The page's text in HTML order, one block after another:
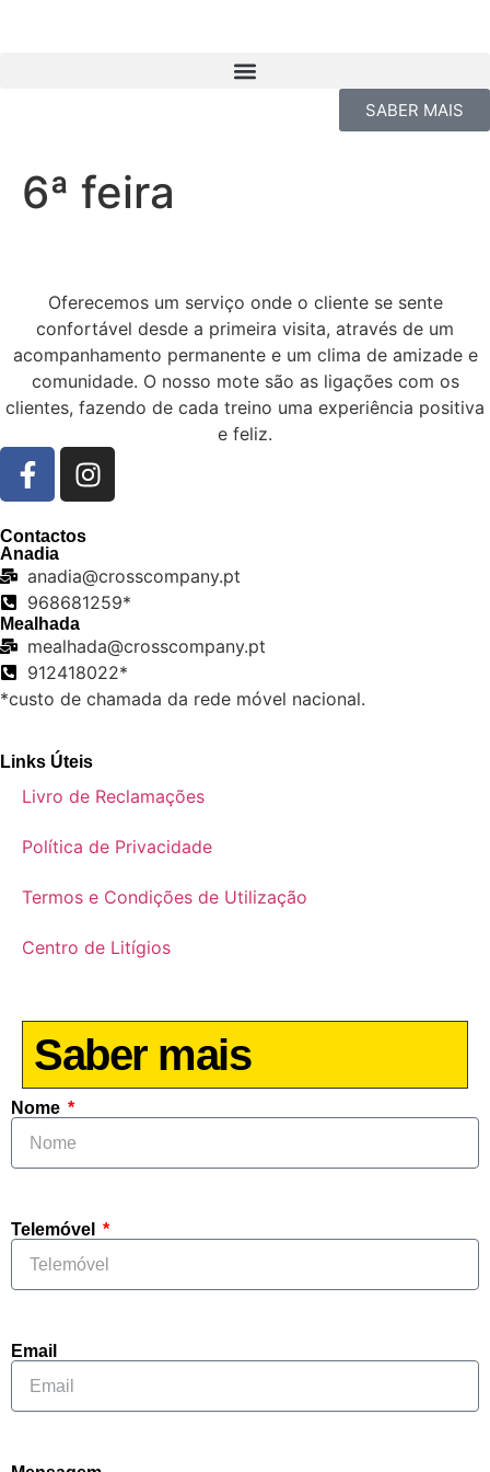
SABER MAIS
6ª feira
Oferecemos um serviço onde o cliente se sente
confortável desde a primeira visita, através de um
acompanhamento permanente e um clima de amizade e
comunidade. O nosso mote são as ligações com os
clientes, fazendo de cada treino uma experiência positiva
e feliz.
Contactos
Anadia
anadia@crosscompany.pt
968681259*
Mealhada
mealhada@crosscompany.pt
912418022*
*custo de chamada da rede móvel nacional.
Links Úteis
Livro de Reclamações
Política de Privacidade
Termos e Condições de Utilização
Centro de Litígios
Saber mais
Nome
Telemóvel
Email